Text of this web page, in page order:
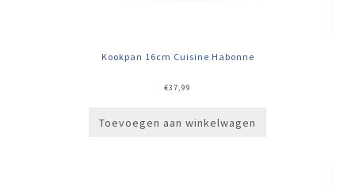
Kookpan 16cm Cuisine Habonne
€37,99
Toevoegen aan winkelwagen